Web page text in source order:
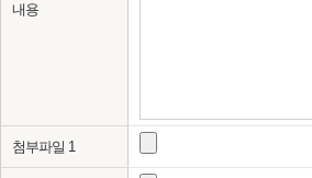
내용
첨부파일 1